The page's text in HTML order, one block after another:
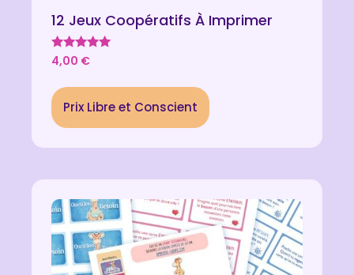
12 Jeux Coopératifs À Imprimer
Note
5.00
4,00 €
Prix Libre et Conscient